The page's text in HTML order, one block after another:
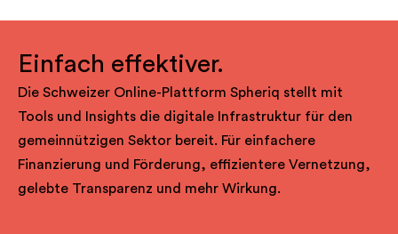
Einfach effektiver.
Die Schweizer Online-Plattform Spheriq stellt mit
Tools und Insights die digitale Infrastruktur für den
gemeinnützigen Sektor bereit. Für einfachere
Finanzierung und Förderung, effizientere Vernetzung,
gelebte Transparenz und mehr Wirkung.